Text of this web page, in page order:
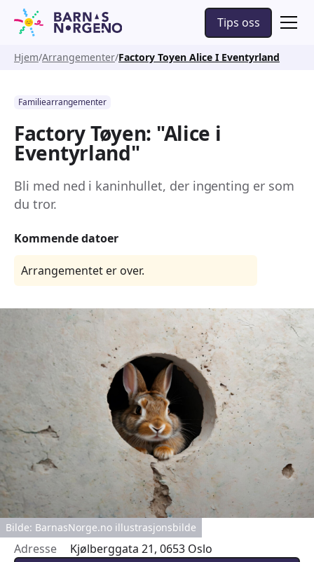
Tips oss
Hjem Arrangementer Factory Toyen Alice I Eventyrland
Familiearrangementer
Factory Tøyen: "Alice i
Eventyrland"
Bli med ned i kaninhullet, der ingenting er som
du tror.
Kommende datoer
Arrangementet er over.
Bilde: BarnasNorge.no illustrasjonsbilde
Adresse
Kjølberggata 21, 0653 Oslo